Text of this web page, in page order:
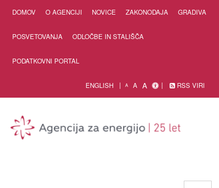
DOMOV O AGENCIJI NOVICE ZAKONODAJA GRADIVA
POSVETOVANJA ODLOČBE IN STALIŠČA
PODATKOVNI PORTAL
ENGLISH A A A RSS VIRI